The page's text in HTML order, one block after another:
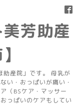
芳助産
助産院」です。 母乳が
い・おっぱいが痛い・
（BSケア・マッサー
っぱいのケアもしてい